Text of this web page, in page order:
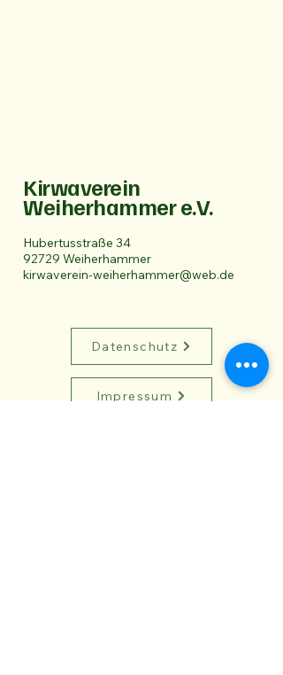
Kirwaverein
Weiherhammer e.V.
Hubertusstraße 34
92729 Weiherhammer
kirwaverein-weiherhammer@web.de
Datenschutz
Impressum